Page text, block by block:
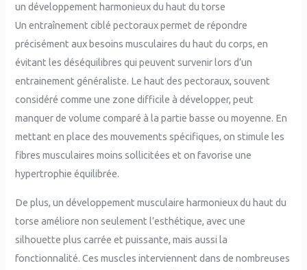
un développement harmonieux du haut du torse
Un entraînement ciblé pectoraux permet de répondre
précisément aux besoins musculaires du haut du corps, en
évitant les déséquilibres qui peuvent survenir lors d’un
entrainement généraliste. Le haut des pectoraux, souvent
considéré comme une zone difficile à développer, peut
manquer de volume comparé à la partie basse ou moyenne. En
mettant en place des mouvements spécifiques, on stimule les
fibres musculaires moins sollicitées et on favorise une
hypertrophie équilibrée.
De plus, un développement musculaire harmonieux du haut du
torse améliore non seulement l’esthétique, avec une
silhouette plus carrée et puissante, mais aussi la
fonctionnalité. Ces muscles interviennent dans de nombreuses